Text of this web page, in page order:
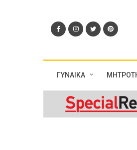
ΓΥΝΑΙΚΑ